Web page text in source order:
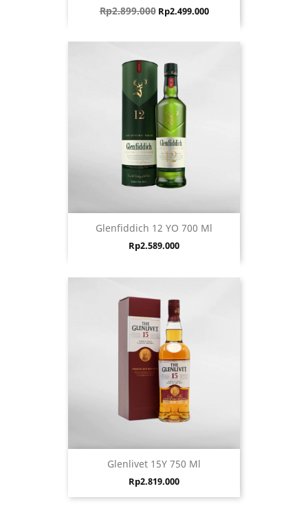
Harga biasa
Rp2.899.000 Harga
Rp2.499.000
Glenfiddich 12 YO 700 Ml
Harga
Rp2.589.000
Glenlivet 15Y 750 Ml
Harga
Rp2.819.000